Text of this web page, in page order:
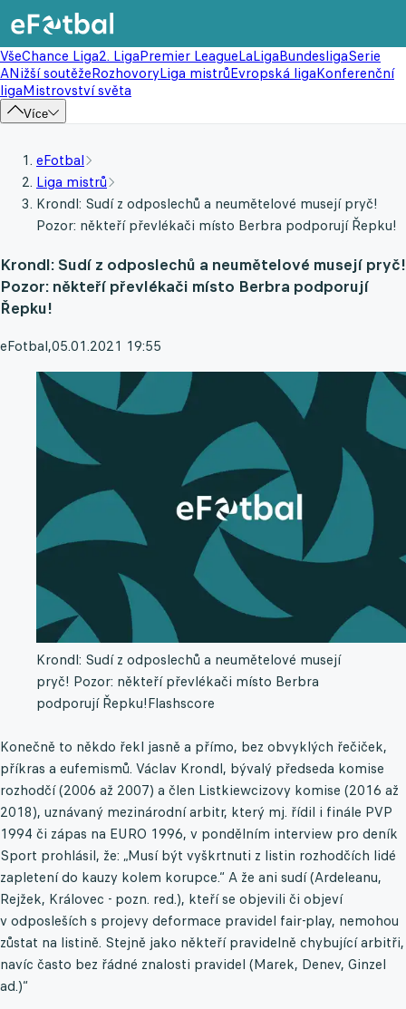
VšeChance Liga2. LigaPremier LeagueLaLigaBundesligaSerie
ANižší soutěžeRozhovoryLiga mistrůEvropská ligaKonferenční
ligaMistrovství světa
Více
eFotbal
Liga mistrů
Krondl: Sudí z odposlechů a neumětelové musejí pryč!
Pozor: někteří převlékači místo Berbra podporují Řepku!
Krondl: Sudí z odposlechů a neumětelové musejí pryč!
Pozor: někteří převlékači místo Berbra podporují
Řepku!
eFotbal,05.01.2021 19:55
Krondl: Sudí z odposlechů a neumětelové musejí
pryč! Pozor: někteří převlékači místo Berbra
podporují Řepku!Flashscore
Konečně to někdo řekl jasně a přímo, bez obvyklých řečiček,
příkras a eufemismů. Václav Krondl, bývalý předseda komise
rozhodčí (2006 až 2007) a člen Listkiewcizovy komise (2016 až
2018), uznávaný mezinárodní arbitr, který mj. řídil i finále PVP
1994 či zápas na EURO 1996, v pondělním interview pro deník
Sport prohlásil, že: „Musí být vyškrtnuti z listin rozhodčích lidé
zapletení do kauzy kolem korupce.“ A že ani sudí (Ardeleanu,
Rejžek, Královec - pozn. red.), kteří se objevili či objeví
v odposleších s projevy deformace pravidel fair-play, nemohou
zůstat na listině. Stejně jako někteří pravidelně chybující arbitři,
navíc často bez řádné znalosti pravidel (Marek, Denev, Ginzel
ad.)“